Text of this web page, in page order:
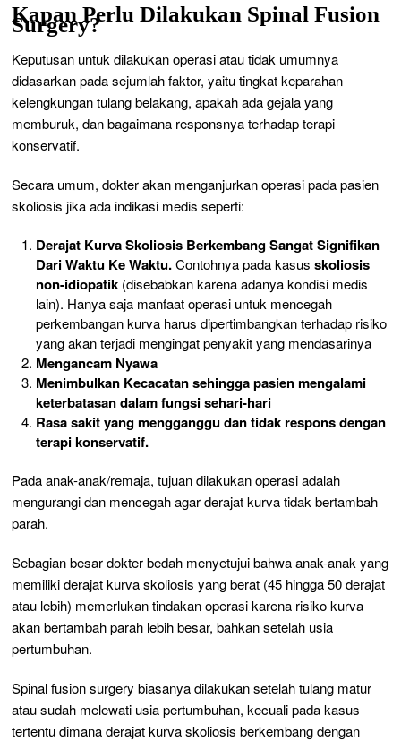
Kapan Perlu Dilakukan Spinal Fusion
Surgery?
Keputusan untuk dilakukan operasi atau tidak umumnya
didasarkan pada sejumlah faktor, yaitu tingkat keparahan
kelengkungan tulang belakang, apakah ada gejala yang
memburuk, dan bagaimana responsnya terhadap terapi
konservatif.
Secara umum, dokter akan menganjurkan operasi pada pasien
skoliosis jika ada indikasi medis seperti:
Derajat Kurva Skoliosis Berkembang Sangat Signifikan
Dari Waktu Ke Waktu.Contohnya pada kasus skoliosis
non-idiopatik(disebabkan karena adanya kondisi medis
lain). Hanya saja manfaat operasi untuk mencegah
perkembangan kurva harus dipertimbangkan terhadap risiko
yang akan terjadi mengingat penyakit yang mendasarinya
Mengancam Nyawa
Menimbulkan Kecacatan sehingga pasien mengalami
keterbatasan dalam fungsi sehari-hari
Rasa sakit yang mengganggu dan tidak respons dengan
terapi konservatif.
Pada anak-anak/remaja, tujuan dilakukan operasi adalah
mengurangi dan mencegah agar derajat kurva tidak bertambah
parah.
Sebagian besar dokter bedah menyetujui bahwa anak-anak yang
memiliki derajat kurva skoliosis yang berat (45 hingga 50 derajat
atau lebih) memerlukan tindakan operasi karena risiko kurva
akan bertambah parah lebih besar, bahkan setelah usia
pertumbuhan.
Spinal fusion surgerybiasanya dilakukan setelah tulang matur
atau sudah melewati usia pertumbuhan, kecuali pada kasus
tertentu dimana derajat kurva skoliosis berkembang dengan